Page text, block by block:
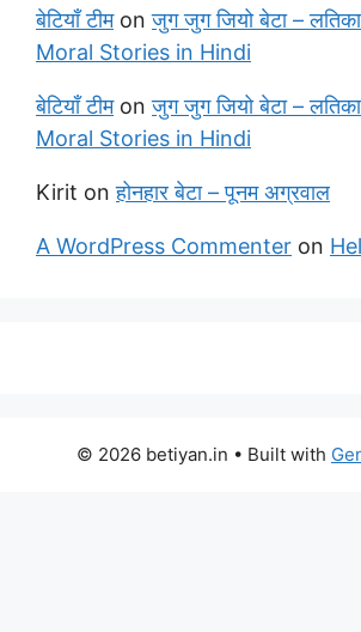
बेटियाँ टीमonजुग जुग जियो बेटा –
Moral Stories in Hindi
बेटियाँ टीमonजुग जुग जियो बेटा –
Moral Stories in Hindi
Kirit onहोनहार बेटा – पूनम अग्रवाल
A WordPress Commenter on
© 2026 betiyan.in • Built with